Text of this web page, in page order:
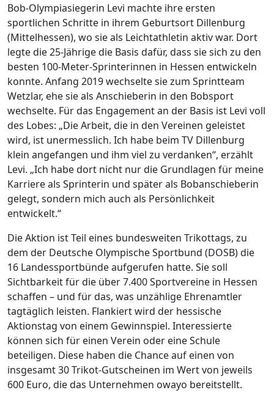
Bob-Olympiasiegerin Levi machte ihre ersten
sportlichen Schritte in ihrem Geburtsort Dillenburg
(Mittelhessen), wo sie als Leichtathletin aktiv war. Dort
legte die 25-Jährige die Basis dafür, dass sie sich zu den
besten 100-Meter-Sprinterinnen in Hessen entwickeln
konnte. Anfang 2019 wechselte sie zum Sprintteam
Wetzlar, ehe sie als Anschieberin in den Bobsport
wechselte. Für das Engagement an der Basis ist Levi voll
des Lobes: „Die Arbeit, die in den Vereinen geleistet
wird, ist unermesslich. Ich habe beim TV Dillenburg
klein angefangen und ihm viel zu verdanken“, erzählt
Levi. „Ich habe dort nicht nur die Grundlagen für meine
Karriere als Sprinterin und später als Bobanschieberin
gelegt, sondern mich auch als Persönlichkeit
entwickelt.“
Die Aktion ist Teil eines bundesweiten Trikottags, zu
dem der Deutsche Olympische Sportbund (DOSB) die
16 Landessportbünde aufgerufen hatte. Sie soll
Sichtbarkeit für die über 7.400 Sportvereine in Hessen
schaffen – und für das, was unzählige Ehrenamtler
tagtäglich leisten. Flankiert wird der hessische
Aktionstag von einem Gewinnspiel. Interessierte
können sich für einen Verein oder eine Schule
beteiligen. Diese haben die Chance auf einen von
insgesamt 30 Trikot-Gutscheinen im Wert von jeweils
600 Euro, die das Unternehmen owayo bereitstellt.